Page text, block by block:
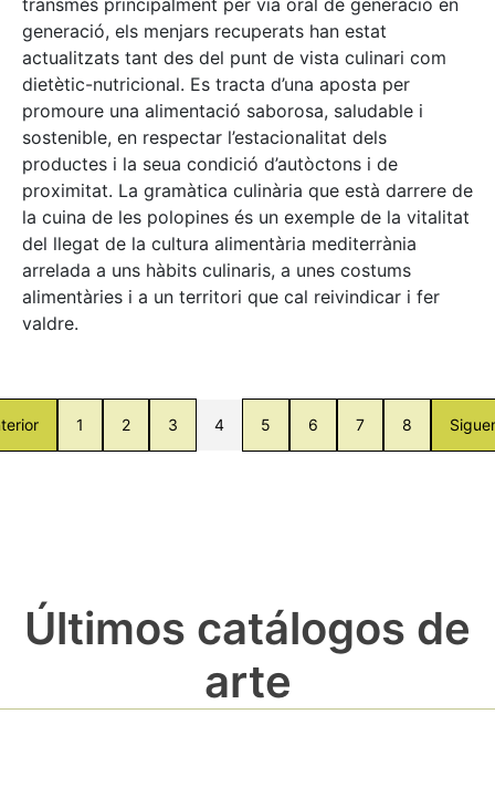
generació, els menjars recuperats han estat
actualitzats tant des del punt de vista culinari com
dietètic-nutricional. Es tracta d’una aposta per
promoure una alimentació saborosa, saludable i
sostenible, en respectar l’estacionalitat dels
productes i la seua condició d’autòctons i de
proximitat. La gramàtica culinària que està darrere de
la cuina de les polopines és un exemple de la vitalitat
del llegat de la cultura alimentària mediterrània
arrelada a uns hàbits culinaris, a unes costums
alimentàries i a un territori que cal reivindicar i fer
valdre.
1 2 3 4 5 6 7 8
Últimos catálogos de
arte